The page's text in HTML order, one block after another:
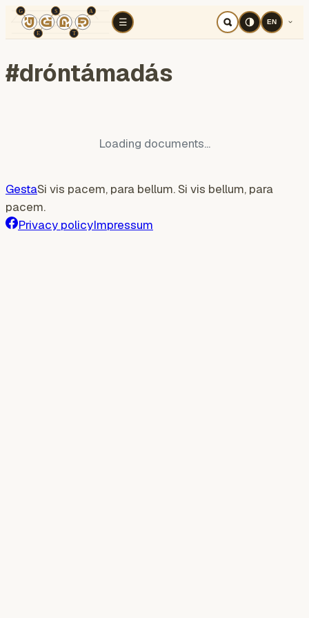
☰
TÉR Cognitive warRegion
EN
#dróntámadás
Loading documents...
GestaSi vis pacem, para bellum. Si vis bellum, para
pacem.
Privacy policyImpressum